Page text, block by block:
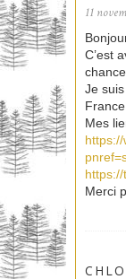
11
C’est
chance,
Je
Mes
Merci